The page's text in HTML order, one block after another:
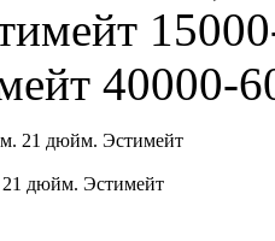
40000-
дюйм. Эстимейт